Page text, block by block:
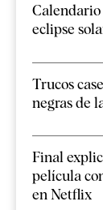
Calendario
eclipse
Trucos
negras de
Final
película
en Netflix